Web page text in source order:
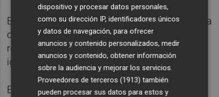
El Seprona de la Guardia Civil está a la espera
de conocer los resultados de los análisis
realizados sobre el material detectado, al
igual que la Conselleria de Medio Ambiente.
En esta línea, la delegada del Gobierno en la
dispositivo y procesar datos personales,
como su dirección IP, identificadores únicos
y datos de navegación, para ofrecer
anuncios y contenido personalizados, medir
anuncios y contenido, obtener información
sobre la audiencia y mejorar los servicios.
Proveedores de terceros (1913) también
pueden procesar sus datos para estos y